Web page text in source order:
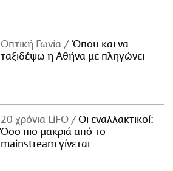
Οπτική Γωνία
Όπου και να
ταξιδέψω η Αθήνα με πληγώνει
20 χρόνια LiFO
Οι εναλλακτικοί:
Όσο πιο μακριά από το
mainstream γίνεται